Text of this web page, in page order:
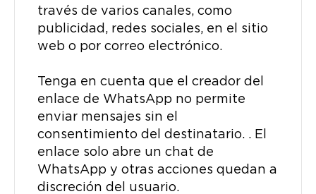
través de varios canales, como
publicidad, redes sociales, en el sitio
web o por correo electrónico.
Tenga en cuenta que el creador del
enlace de WhatsApp no ​​permite
enviar mensajes sin el
consentimiento del destinatario. . El
enlace solo abre un chat de
WhatsApp y otras acciones quedan a
discreción del usuario.